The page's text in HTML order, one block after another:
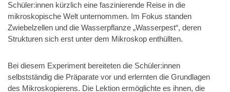
Schüler:innen kürzlich eine faszinierende Reise in die
mikroskopische Welt unternommen. Im Fokus standen
Zwiebelzellen und die Wasserpflanze „Wasserpest“, deren
Strukturen sich erst unter dem Mikroskop enthüllten.
Bei diesem Experiment bereiteten die Schüler:innen
selbstständig die Präparate vor und erlernten die Grundlagen
des Mikroskopierens. Die Lektion ermöglichte es ihnen, die